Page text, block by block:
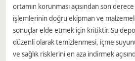
ortamın korunması açısından son
işlemlerinin doğru ekipman ve
sonuçlar elde etmek için kritiktir. Su
düzenli olarak temizlenmesi, içme
ve sağlık risklerini en aza indirmek